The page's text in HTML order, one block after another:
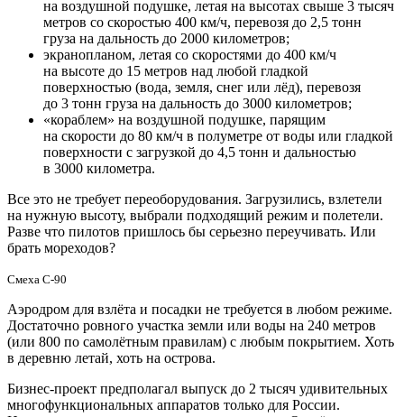
на воздушной подушке, летая на высотах свыше 3 тысяч
метров со скоростью 400 км/ч, перевозя до 2,5 тонн
груза на дальность до 2000 километров;
экранопланом, летая со скоростями до 400 км/ч
на высоте до 15 метров над любой гладкой
поверхностью (вода, земля, снег или лёд), перевозя
до 3 тонн груза на дальность до 3000 километров;
«кораблем» на воздушной подушке, парящим
на скорости до 80 км/ч в полуметре от воды или гладкой
поверхности с загрузкой до 4,5 тонн и дальностью
в 3000 километра.
Все это не требует переоборудования. Загрузились, взлетели
на нужную высоту, выбрали подходящий режим и полетели.
Разве что пилотов пришлось бы серьезно переучивать. Или
брать мореходов?
Смеха С-90
Аэродром для взлёта и посадки не требуется в любом режиме.
Достаточно ровного участка земли или воды на 240 метров
(или 800 по самолётным правилам) с любым покрытием. Хоть
в деревню летай, хоть на острова.
Бизнес-проект предполагал выпуск до 2 тысяч удивительных
многофункциональных аппаратов только для России.